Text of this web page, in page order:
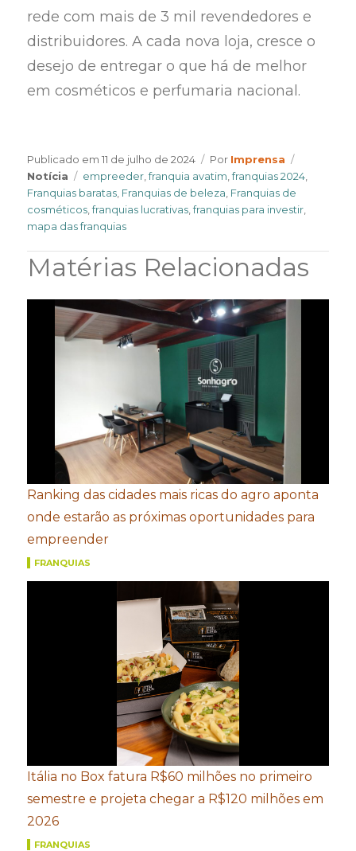
rede com mais de 3 mil revendedores e
distribuidores. A cada nova loja, cresce o
desejo de entregar o que há de melhor
em cosméticos e perfumaria nacional.
Publicado em11 de julho de 2024 Por Author
Imprensa
Notícia
Tags
empreeder ,franquia avatim ,franquias 2024
Franquias baratas Franquias de beleza Franquias de
cosméticos ,franquias lucrativas ,franquias para investir
mapa das franquias
Matérias Relacionadas
Ranking das cidades mais ricas do agro aponta
onde estarão as próximas oportunidades para
empreender
FRANQUIAS
Itália no Box fatura R$60 milhões no primeiro
semestre e projeta chegar a R$120 milhões em
2026
FRANQUIAS